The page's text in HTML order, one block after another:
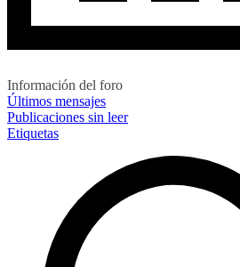
Información del foro
Últimos mensajes
Publicaciones sin leer
Etiquetas